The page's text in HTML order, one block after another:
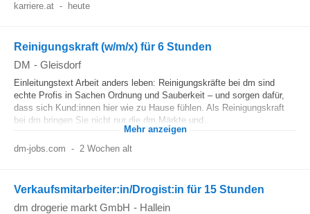
karriere.at - heute
Reinigungskraft (w/m/x) für 6 Stunden
DM - Gleisdorf
Einleitungstext Arbeit anders leben: Reinigungskräfte bei dm sind
echte Profis in Sachen Ordnung und Sauberkeit – und sorgen dafür,
dass sich Kund:innen hier wie zu Hause fühlen. Als Reinigungskraft
bei dm bringen Sie nicht nur die dm Märkte und...
Mehr anzeigen
dm-jobs.com - 2 Wochen alt
Verkaufsmitarbeiter:in/Drogist:in für 15 Stunden
dm drogerie markt GmbH - Hallein